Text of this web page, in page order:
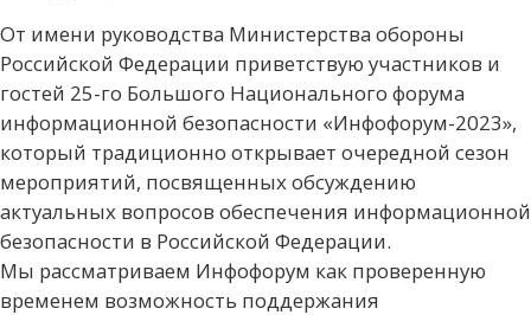
От имени руководства Министерства обороны
Российской Федерации приветствую участников и
гостей 25-го Большого Национального форума
информационной безопасности «Инфофорум-2023»,
который традиционно открывает очередной сезон
мероприятий, посвященных обсуждению
актуальных вопросов обеспечения информационной
безопасности в Российской Федерации.
Мы рассматриваем Инфофорум как проверенную
временем возможность поддержания